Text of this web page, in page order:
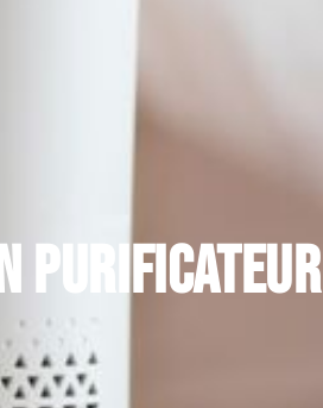
purificateur